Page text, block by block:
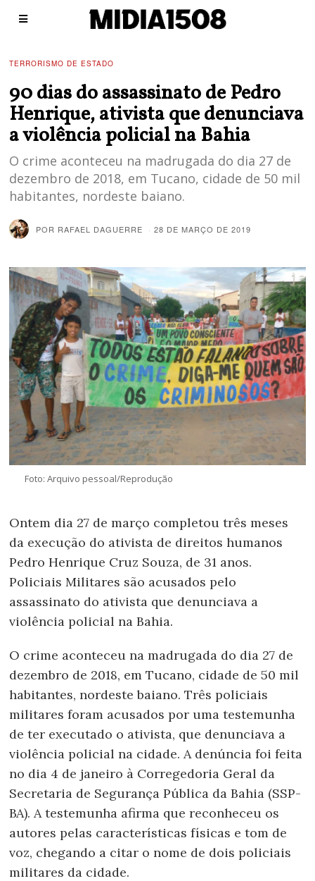
TERRORISMO DE ESTADO
90 dias do assassinato de Pedro
Henrique, ativista que denunciava
a violência policial na Bahia
O crime aconteceu na madrugada do dia 27 de
dezembro de 2018, em Tucano, cidade de 50 mil
habitantes, nordeste baiano.
POR RAFAEL DAGUERRE 28 DE MARÇO DE 2019
Foto: Arquivo pessoal/Reprodução
Ontem dia 27 de março completou três meses
da execução do ativista de direitos humanos
Pedro Henrique Cruz Souza, de 31 anos.
Policiais Militares são acusados pelo
assassinato do ativista que denunciava a
violência policial na Bahia.
O crime aconteceu na madrugada do dia 27 de
dezembro de 2018, em Tucano, cidade de 50 mil
habitantes, nordeste baiano. Três policiais
militares foram acusados por uma testemunha
de ter executado o ativista, que denunciava a
violência policial na cidade. A denúncia foi feita
no dia 4 de janeiro à Corregedoria Geral da
Secretaria de Segurança Pública da Bahia (SSP-
BA). A testemunha afirma que reconheceu os
autores pelas características físicas e tom de
voz, chegando a citar o nome de dois policiais
militares da cidade.